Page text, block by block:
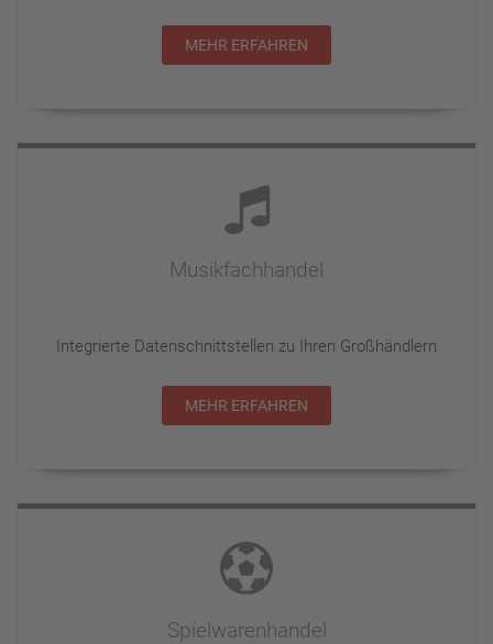
MEHR ERFAHREN
Musikfachhandel
Integrierte Datenschnittstellen zu Ihren Großhändlern
MEHR ERFAHREN
Spielwarenhandel